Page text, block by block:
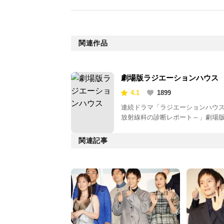
関連作品
劇場版ラジエーションハウス
4.1
1899
連続ドラマ「ラジエーションハウ
放射線科の診断レポート～」劇場
関連記事